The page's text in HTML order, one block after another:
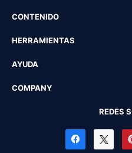
CONTENIDO
HERRAMIENTAS
AYUDA
COMPANY
REDES